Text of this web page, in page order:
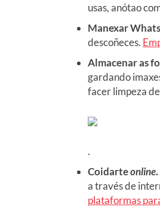
usas, anótao
Manexar
descoñeces.
Almacenar as
gardando
facer limpeza
.
Coidarteonline.
a través de
plataformas